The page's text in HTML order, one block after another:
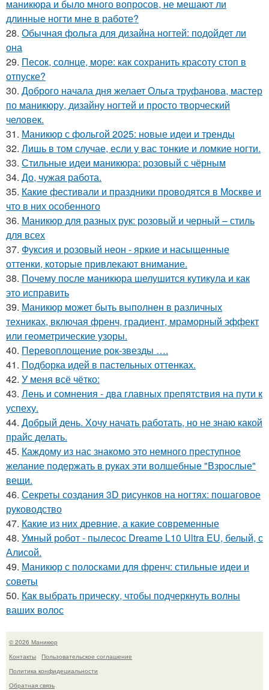
маникюра и было много вопросов, не мешают ли
длинные ногти мне в работе?
28. Обычная фольга для дизайна ногтей: подойдет ли
она
29. Песок, солнце, море: как сохранить красоту стоп в
отпуске?
30. Доброго начала дня желает Ольга труфанова, мастер
по маникюру, дизайну ногтей и просто творческий
человек.
31. Маникюр с фольгой 2025: новые идеи и тренды
32. Лишь в том случае, если у вас тонкие и ломкие ногти.
33. Стильные идеи маникюра: розовый с чёрным
34. До, чужая работа.
35. Какие фестивали и праздники проводятся в Москве и
что в них особенного
36. Маникюр для разных рук: розовый и черный – стиль
для всех
37. Фуксия и розовый неон - яркие и насыщенные
оттенки, которые привлекают внимание.
38. Почему после маникюра шелушится кутикула и как
это исправить
39. Маникюр может быть выполнен в различных
техниках, включая френч, градиент, мраморный эффект
или геометрические узоры.
40. Перевоплощение рок-звезды ….
41. Подборка идей в пастельных оттенках.
42. У меня всё чётко:
43. Лень и сомнения - два главных препятствия на пути к
успеху.
44. Добрый день. Хочу начать работать, но не знаю какой
прайс делать.
45. Каждому из нас знакомо это немного преступное
желание подержать в руках эти волшебные "Взрослые"
вещи.
46. Секреты создания 3D рисунков на ногтях: пошаговое
руководство
47. Какие из них древние, а какие современные
48. Умный робот - пылесос Dreame L10 Ultra EU, белый, с
Алисой.
49. Маникюр с полосками для френч: стильные идеи и
советы
50. Как выбрать прическу, чтобы подчеркнуть волны
ваших волос
© 2026 Маникюр
Контакты
Пользовательское соглашение
Политика конфидециальности
Обратная связь